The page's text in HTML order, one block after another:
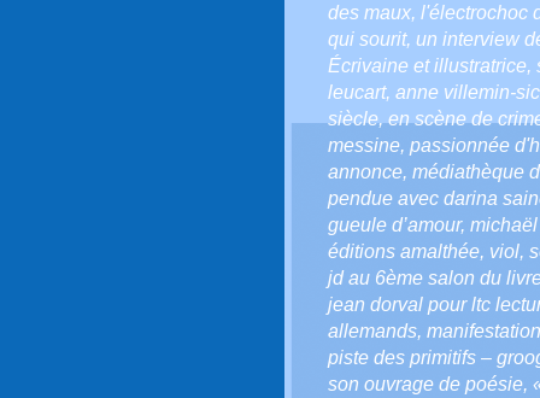
des maux, l'électrochoc
qui sourit, un interview
Écrivaine et illustratrice,
leucart, anne villemin-
siècle,en scène de
messine, passionnée
annonce, médiathèque
pendue avec darina
gueule d’amour,
éditions amalthée, viol,
jd au 6ème salon du
jean dorval pour ltc
allemands,
piste des primitifs –
son ouvrage de poésie,